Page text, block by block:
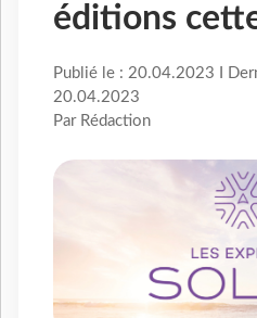
éditions
Publié le : 20.04.2023 I
20.04.2023
Par Rédaction